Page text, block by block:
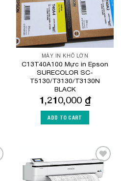
MÁY IN KHỔ LỚN
C13T40A100 Mực in Epson
SURECOLOR SC-
T5130/T3130/T3130N
BLACK
1,210,000 ₫
ADD TO CART
Wishlist